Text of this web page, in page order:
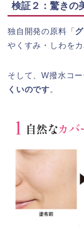
検証２：驚きの
独自開発の原料「
やくすみ・しわを
そして、W撥水コ
くいのです。